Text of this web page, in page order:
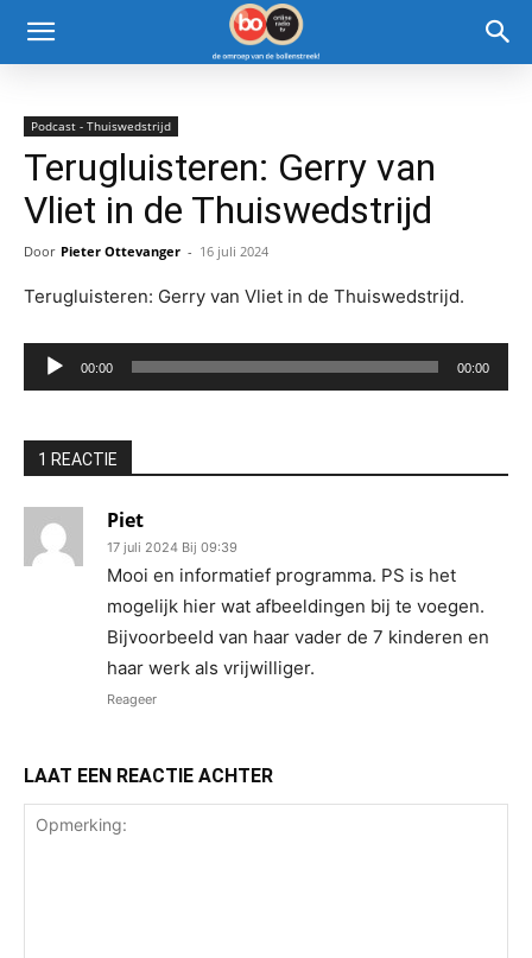
Podcast - Thuiswedstrijd
Terugluisteren: Gerry van
Vliet in de Thuiswedstrijd
Door Pieter Ottevanger - 16 juli 2024
Terugluisteren: Gerry van Vliet in de Thuiswedstrijd.
Audiospeler
00:00 00:00
1 REACTIE
Piet
17 juli 2024 Bij 09:39
Mooi en informatief programma. PS is het
mogelijk hier wat afbeeldingen bij te voegen.
Bijvoorbeeld van haar vader de 7 kinderen en
haar werk als vrijwilliger.
Reageer
LAAT EEN REACTIE ACHTER